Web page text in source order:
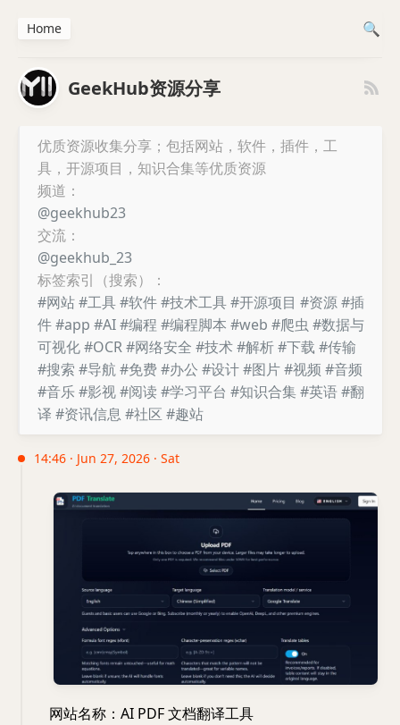
GeekHub资源分享
优质资源收集分享；包括网站，软件，插件，工
具，开源项目，知识合集等优质资源
频道：
@geekhub23
交流：
@geekhub_23
标签索引（搜索）：
#网站#工具#软件#技术工具#开源项目 #资源#插
件#app #AI#编程 #编程脚本 #web #爬虫 #数据与
可视化#OCR#网络安全 #技术#解析#下载 #传输
#搜索 #导航#免费#办公 #设计#图片#视频 #音频
#音乐#影视#阅读 #学习平台 #知识合集#英语#翻
译 #资讯信息 #社区 #趣站
14:46 · Jun 27, 2026 · Sat
网站名称：AI PDF 文档翻译工具
Home